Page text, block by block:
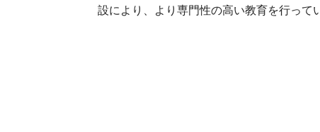
設により、より専門性の高い教育を行って